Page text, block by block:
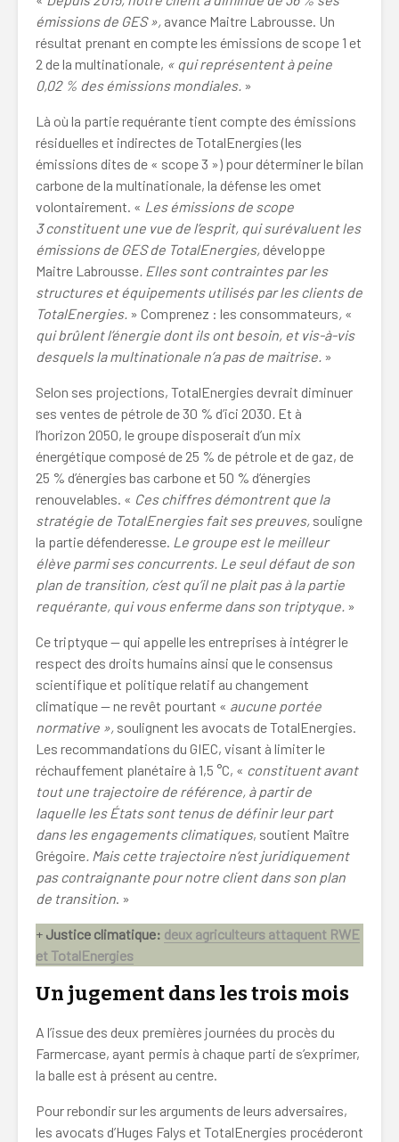
émissions de GES», avance Maitre Labrousse. Un
résultat prenant en compte les émissions de scope 1 et
2 de la multinationale, « qui représentent à peine
0,02 % des émissions mondiales. »
Là où la partie requérante tient compte des émissions
résiduelles et indirectes de TotalEnergies (les
émissions dites de « scope 3 ») pour déterminer le bilan
carbone de la multinationale, la défense les omet
volontairement. « Les émissions de scope
3 constituent une vue de l’esprit, qui surévaluent les
émissions de GES de TotalEnergies, développe
Maitre Labrousse. Elles sont contraintes par les
structures et équipements utilisés par les clients de
TotalEnergies. » Comprenez : les consommateurs, «
qui brûlent l’énergie dont ils ont besoin, et vis-à-vis
desquels la multinationale n’a pas de maitrise. »
Selon ses projections, TotalEnergies devrait diminuer
ses ventes de pétrole de 30 % d’ici 2030. Et à
l’horizon 2050, le groupe disposerait d’un mix
énergétique composé de 25 % de pétrole et de gaz, de
25 % d’énergies bas carbone et 50 % d’énergies
renouvelables. « Ces chiffres démontrent que la
stratégie de TotalEnergies fait ses preuves, souligne
la partie défenderesse. Le groupe est le meilleur
élève parmi ses concurrents. Le seul défaut de son
plan de transition, c’est qu’il ne plait pas à la partie
requérante, qui vous enferme dans son triptyque. »
Ce triptyque — qui appelle les entreprises à intégrer le
respect des droits humains ainsi que le consensus
scientifique et politique relatif au changement
climatique — ne revêt pourtant « aucune portée
normative », soulignent les avocats de TotalEnergies.
Les recommandations du GIEC, visant à limiter le
réchauffement planétaire à 1,5 °C, « constituent avant
tout une trajectoire de référence, à partir de
laquelle les États sont tenus de définir leur part
dans les engagements climatiques, soutient Maître
Grégoire. Mais cette trajectoire n’est juridiquement
pas contraignante pour notre client dans son plan
de transition. »
+ Justice climatique: deux agriculteurs attaquent RWE
et TotalEnergies
Un jugement dans les trois mois
A l’issue des deux premières journées du procès du
Farmercase, ayant permis à chaque parti de s’exprimer,
la balle est à présent au centre.
Pour rebondir sur les arguments de leurs adversaires,
les avocats d’Huges Falys et TotalEnergies procéderont